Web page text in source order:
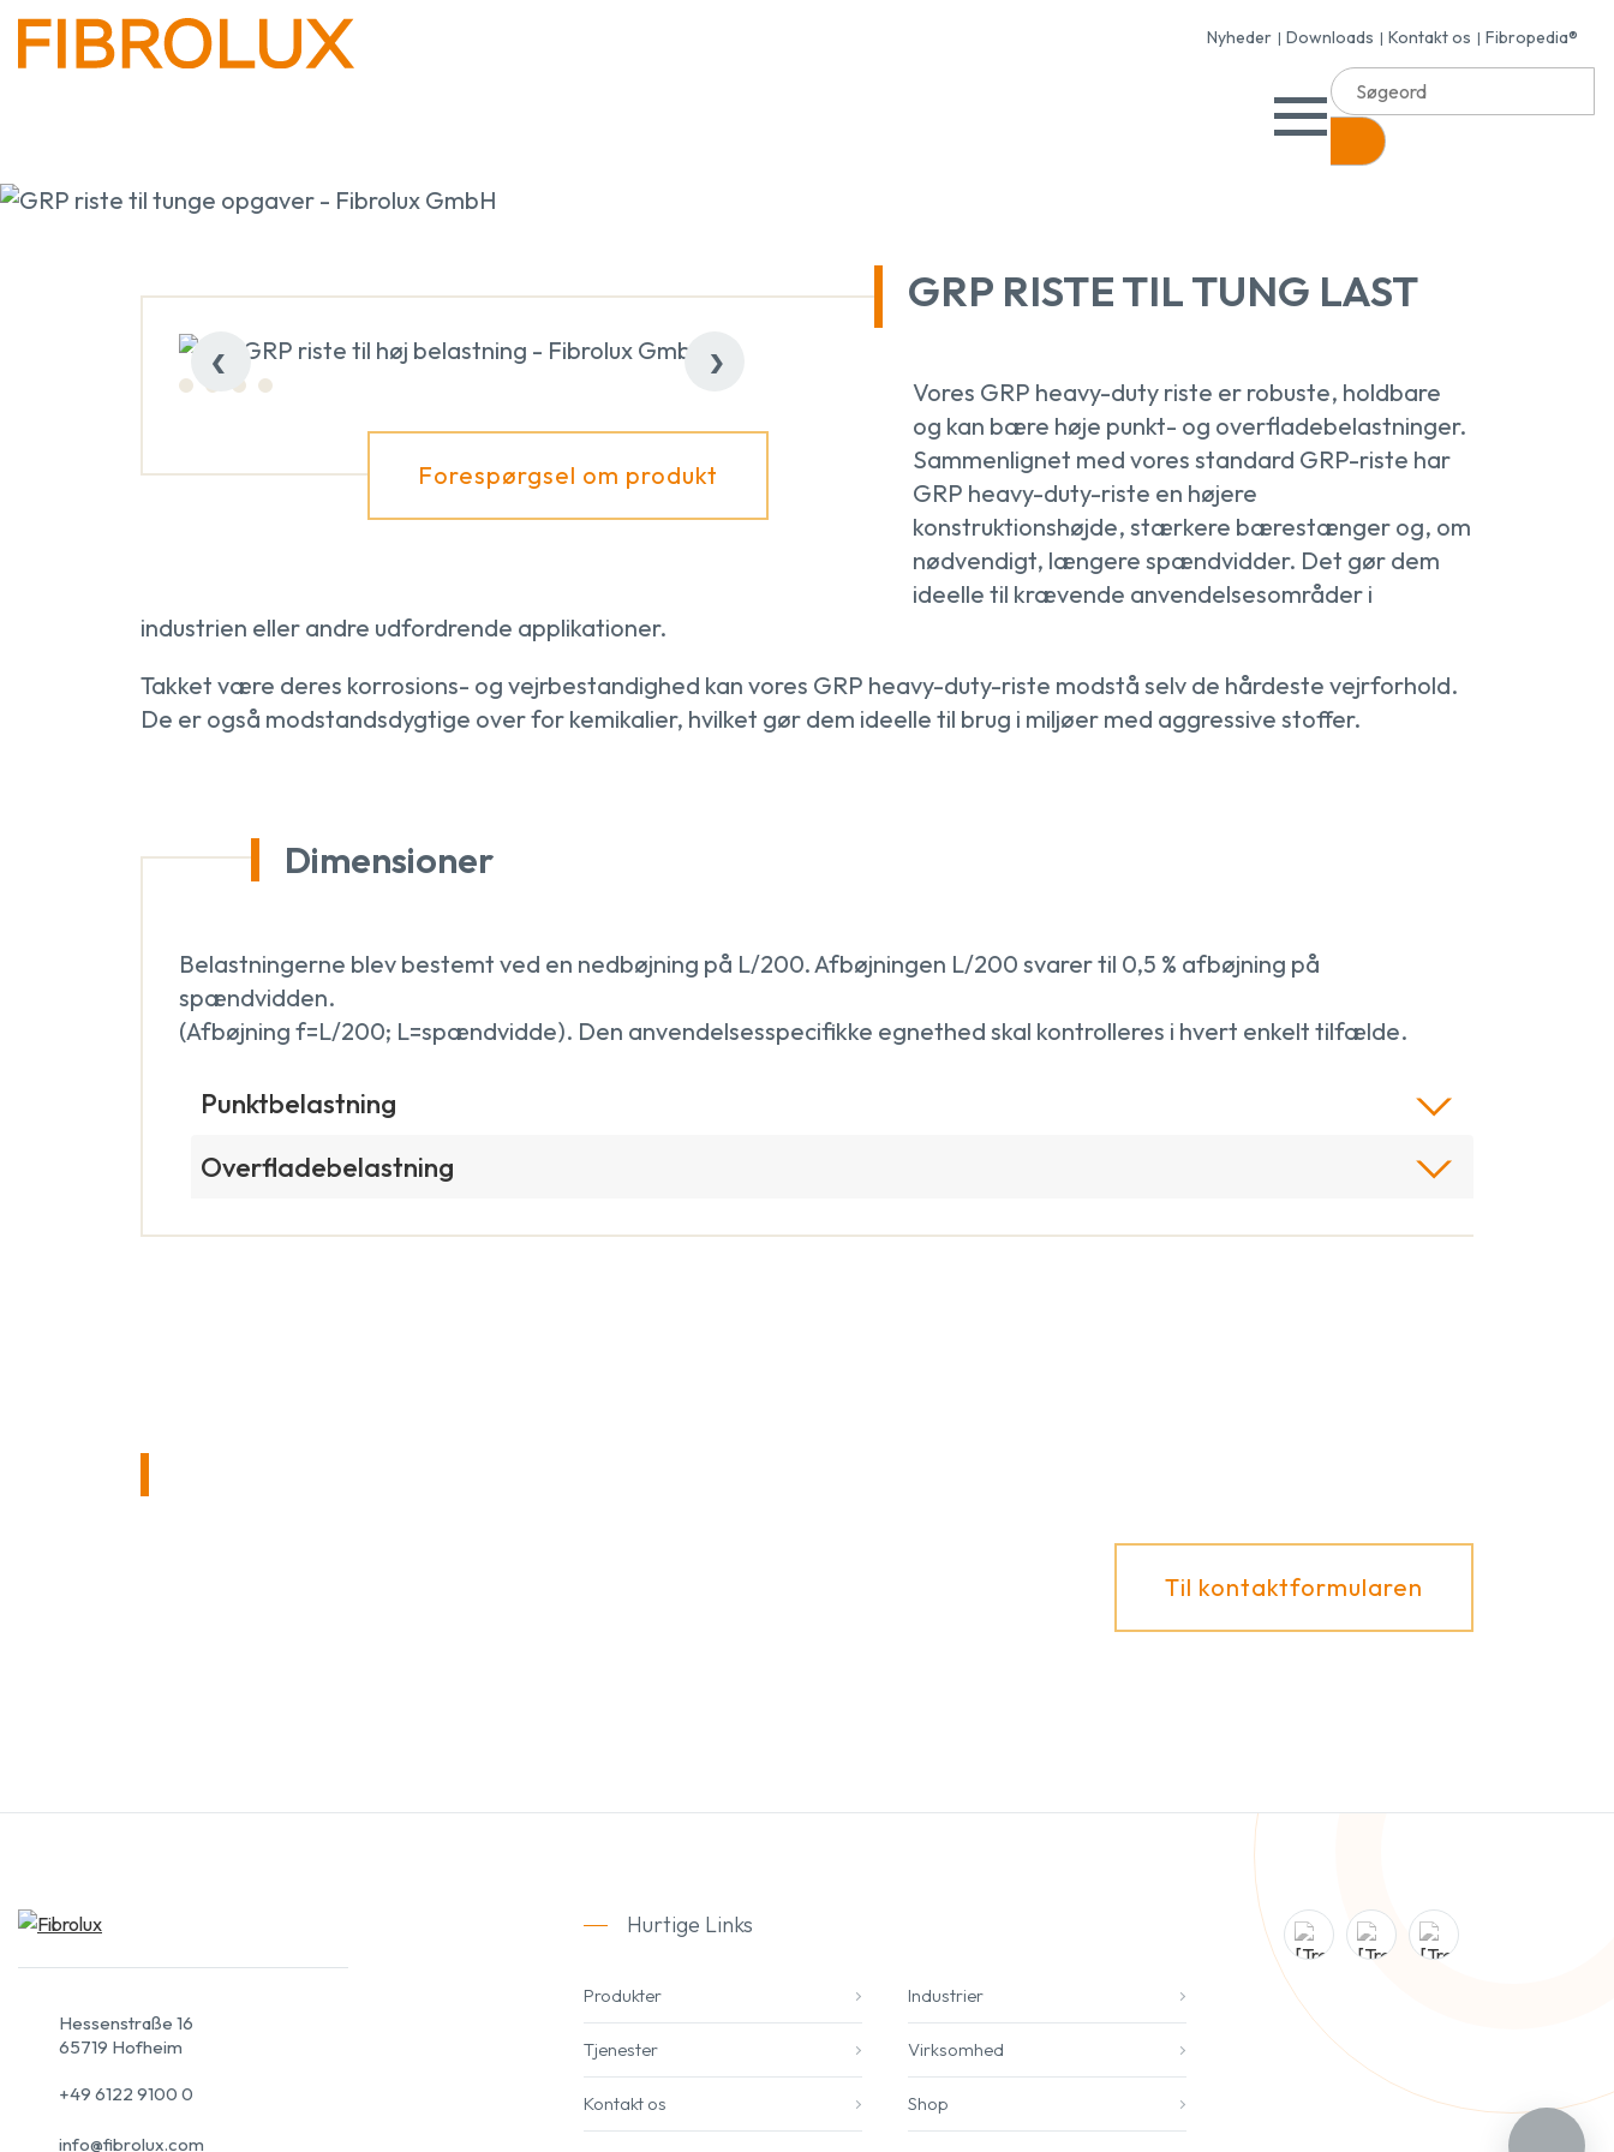
Nyheder Downloads Kontakt os Fibropedia®
‹ ›
Forespørgsel om produkt
GRP RISTE TIL TUNG LAST
Vores GRP heavy-duty riste er robuste, holdbare
og kan bære høje punkt- og overfladebelastninger.
Sammenlignet med vores standard GRP-riste har
GRP heavy-duty-riste en højere
konstruktionshøjde, stærkere bærestænger og, om
nødvendigt, længere spændvidder. Det gør dem
ideelle til krævende anvendelsesområder i
industrien eller andre udfordrende applikationer.
Takket være deres korrosions- og vejrbestandighed kan vores GRP heavy-duty-riste modstå selv de hårdeste vejrforhold.
De er også modstandsdygtige over for kemikalier, hvilket gør dem ideelle til brug i miljøer med aggressive stoffer.
Dimensioner
Belastningerne blev bestemt ved en nedbøjning på L/200. Afbøjningen L/200 svarer til 0,5 % afbøjning på
spændvidden.
(Afbøjning f=L/200; L=spændvidde). Den anvendelsesspecifikke egnethed skal kontrolleres i hvert enkelt tilfælde.
Punktbelastning
Overfladebelastning
Til kontaktformularen
Hessenstraße 16
65719 Hofheim
+49 6122 9100 0
info@fibrolux.com
Hurtige Links
Produkter Industrier
Tjenester Virksomhed
Kontakt os Shop